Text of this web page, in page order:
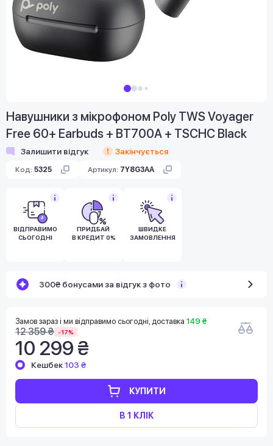
Навушники з мікрофоном Poly TWS Voyager
Free 60+ Earbuds + BT700A + TSCHC Black
Залишити відгук Закінчується
Код: 5325 Артикул: 7Y8G3AA
ВІДПРАВИМО
СЬОГОДНІ
ПРИДБАЙ
В КРЕДИТ 0%
ШВИДКЕ
ЗАМОВЛЕННЯ
300₴ бонусами за відгук з фото
Замов зараз і ми відправимо сьогодні, доставка 149 ₴
12 359 ₴ -17%
10 299 ₴
КУПИТИ
В 1 КЛІК
Кешбек103 ₴